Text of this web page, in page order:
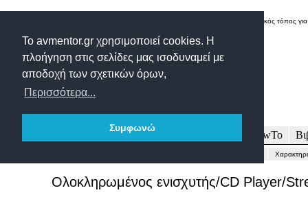
Το avmentor.gr χρησιμοποιεί cookies. Η
πλοήγηση στις σελίδες μας ισοδυναμεί με
αποδοχή των σχετικών όρων,
Περισσότερα...
Συμφωνώ
Δικτυακός τόπος
Δοκιμές Άρθρα HowTo
Ολοκληρωμένος ενισχυτής/CD Player/